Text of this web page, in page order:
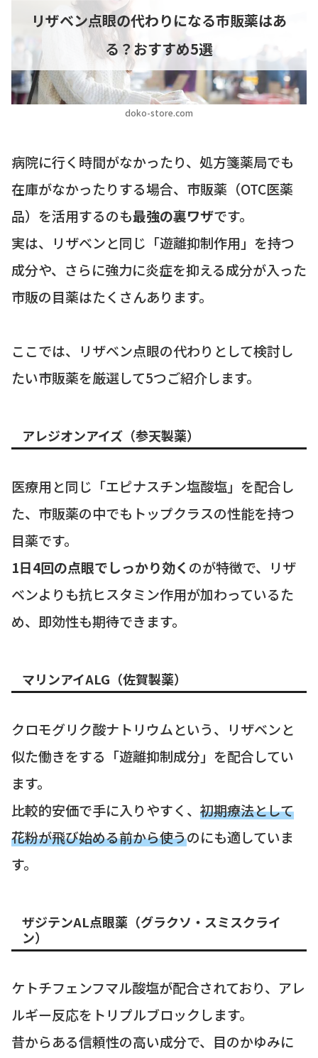
doko-store.com
リザベン点眼の代わりになる市販薬はあ
る？おすすめ5選
病院に行く時間がなかったり、処方箋薬局でも
在庫がなかったりする場合、市販薬（OTC医薬
品）を活用するのも最強の裏ワザです。
実は、リザベンと同じ「遊離抑制作用」を持つ
成分や、さらに強力に炎症を抑える成分が入った
市販の目薬はたくさんあります。
ここでは、リザベン点眼の代わりとして検討し
たい市販薬を厳選して5つご紹介します。
アレジオンアイズ（参天製薬）
医療用と同じ「エピナスチン塩酸塩」を配合し
た、市販薬の中でもトップクラスの性能を持つ
目薬です。
1日4回の点眼でしっかり効く のが特徴で、リザ
ベンよりも抗ヒスタミン作用が加わっているた
め、即効性も期待できます。
マリンアイALG（佐賀製薬）
クロモグリク酸ナトリウムという、リザベンと
似た働きをする「遊離抑制成分」を配合してい
ます。
比較的安価で手に入りやすく、 初期療法として
花粉が飛び始める前から使うのにも適していま
す。
ザジテンAL点眼薬（グラクソ・スミスクライ
ン）
ケトチフェンフマル酸塩が配合されており、アレ
ルギー反応をトリプルブロックします。
昔からある信頼性の高い成分で、目のかゆみに